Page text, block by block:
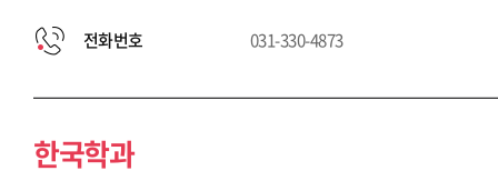
전화번호 031-330-4873
한국학과